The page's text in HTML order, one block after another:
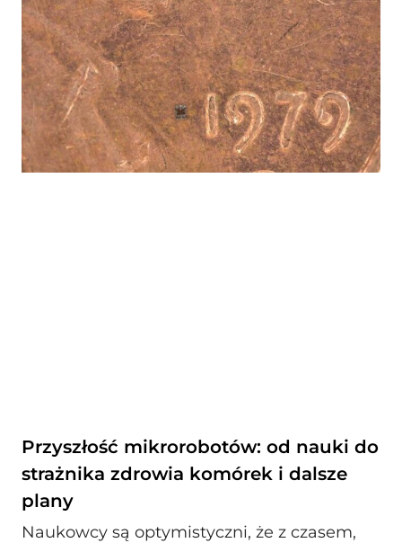
Przyszłość mikrorobotów: od nauki do
strażnika zdrowia komórek i dalsze
plany
Naukowcy są optymistyczni, że z czasem,